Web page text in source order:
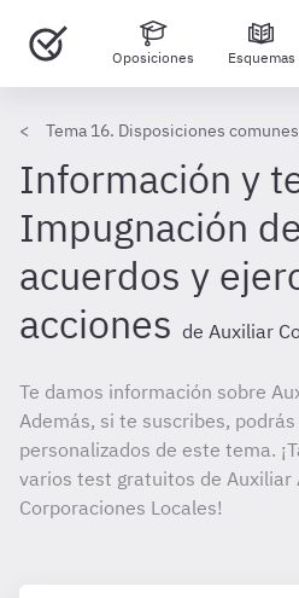
Oposiciones Esquemas
Tema 16. Disposiciones
Información y
Impugnación
acuerdos y
acciones de Auxiliar
Te damos información sobre
Además, si te suscribes,
personalizados de este tema.
varios test gratuitos de Auxiliar
Corporaciones Locales!